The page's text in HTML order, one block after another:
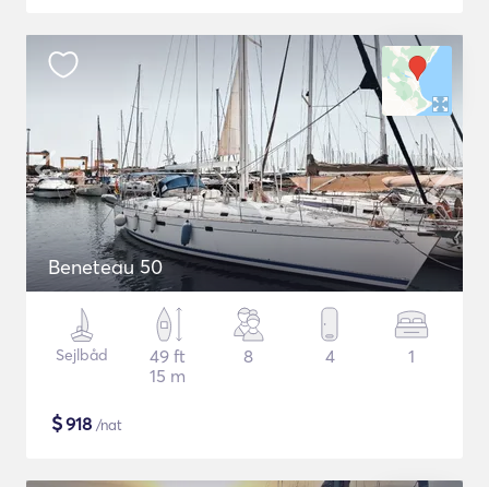
Beneteau 50
Sejlbåd
49 ft
15 m
8 4 1
$918 /nat